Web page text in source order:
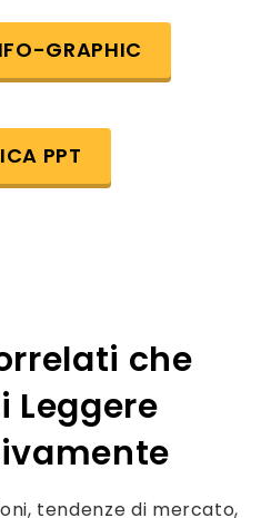
GRAPHIC
PPT
che
Leggere
tendenze di mercato,